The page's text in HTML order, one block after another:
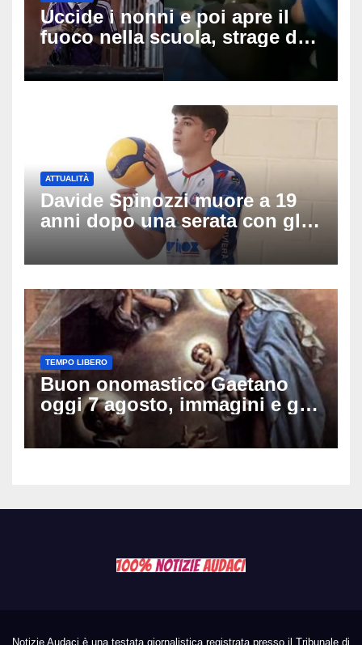
Uccide i nonni e poi apre il
fuoco nella scuola, strage di
insegnanti: il possibile
movente dietro il massacro in
ATTUALITÀ
Davide Spinozzi muore a 19
anni dopo una serata con gli
amici: il mistero dello
schianto senza frenata
TEMPO LIBERO
Buon onomastico Gaetano
oggi 7 agosto, immagini e gif
di auguri da condividere sui
social
Notizie Audaci è una testata giornalistica registrata presso il Tribunale di